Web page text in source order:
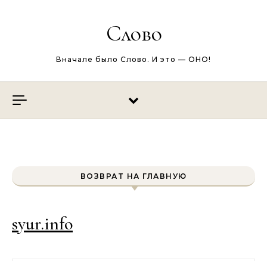
Слово
Вначале было Слово. И это — ОНО!
ВОЗВРАТ НА ГЛАВНУЮ
syur.info